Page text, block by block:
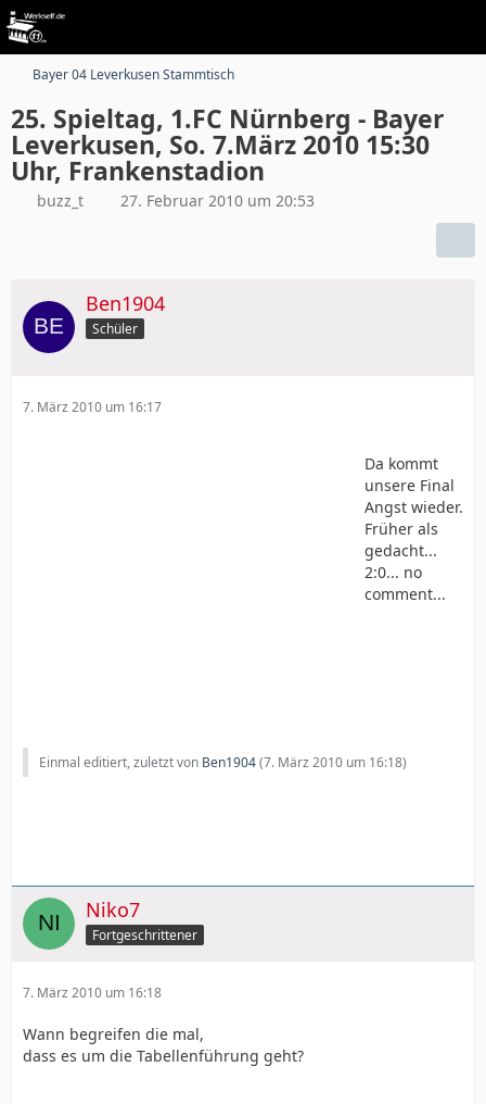
Bayer 04 Leverkusen Stammtisch
25. Spieltag, 1.FC Nürnberg - Bayer
Leverkusen, So. 7.März 2010 15:30
Uhr, Frankenstadion
buzz_t 27. Februar 2010 um 20:53
Ben1904
Schüler
7. März 2010 um 16:17
Da kommt
unsere Final
Angst wieder.
Früher als
gedacht...
2:0... no
comment...
Einmal editiert, zuletzt von Ben1904(7. März 2010 um 16:18)
Niko7
Fortgeschrittener
7. März 2010 um 16:18
Wann begreifen die mal,
dass es um die Tabellenführung geht?